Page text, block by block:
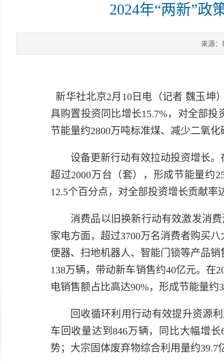
2024年“两新”政
来源：
新华社北京2月10日电（记者 魏玉坤
具购置投资同比增长15.7%，对全部
节能量约2800万吨标准煤、减少二氧化
设备更新行动有效拉动投资增长
超过2000万台（套），形成节能量约
12.5个百分点，对全部投资增长贡献率
消费品以旧换新行动有效激发消
家电方面，超过3700万名消费者购买
便器、扫地机器人、智能门锁等产品
138万辆，带动新车销售约40亿元。在
电销售额占比高达90%，形成节能量约
回收循环利用行动有效提升资源
车回收量达到846万辆，同比大幅增
势；大宗固体废弃物综合利用量约39.7